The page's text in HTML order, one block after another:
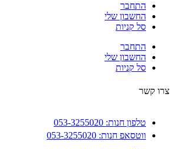
התחבר
החשבון שלי
סל קניות
התחבר
החשבון שלי
סל קניות
קשר
טלפון חנות: 053-3255020
ווטסאפ חנות: 053-3255020